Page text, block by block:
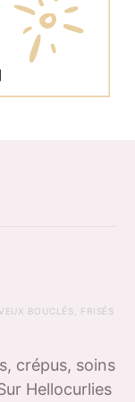
BOUCLÉS, FRISÉS
crépus, soins
Hellocurlies